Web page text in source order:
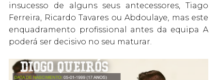
insucesso de alguns seus antecessores, Tiago
Ferreira, Ricardo Tavares ou Abdoulaye, mas este
enquadramento profissional antes da equipa A
poderá ser decisivo no seu maturar.